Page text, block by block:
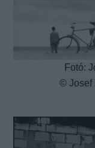
Fotó:
© Josef